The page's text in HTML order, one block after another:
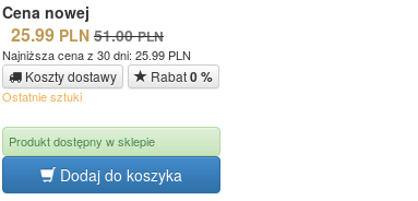
Cena nowej
25.99 PLN 51.00 PLN
Najniższa cena z 30 dni: 25.99 PLN
Koszty dostawy Rabat0 %
Ostatnie sztuki
Produkt dostępny w sklepie
Dodaj do koszyka